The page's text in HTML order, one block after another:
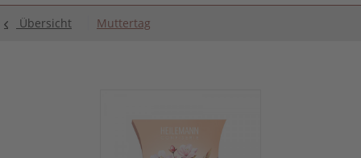
Übersicht Muttertag